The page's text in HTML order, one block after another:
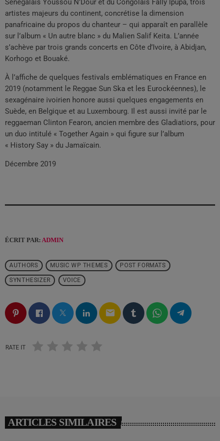
Sénégalais Youssou N’Dour et du Congolais Fally Ipupa, trois
artistes majeurs du continent, concrétise la dimension
panafricaine du propos du chanteur – qui apparaît en parallèle
sur l’album « Un autre blanc » du Malien Salif Keita. L’année
s’achève par trois grands concerts en Côte d’Ivoire, à Abidjan,
Korhogo et Bouaké.
À l’affiche de quelques festivals emblématiques en France en
2019 (notamment le Reggae Sun Ska et les Eurockéennes), le
sexagénaire ivoirien honore aussi quelques engagements en
Suède, en Belgique et au Luxembourg. Il est aussi invité par le
reggaeman Clinton Fearon, ancien membre des Gladiatiors, pour
un duo intitulé « Together Again » qui figure sur l’album
« History Say » du Jamaïcain.
Décembre 2019
ÉCRIT PAR: ADMIN
AUTHORS MUSIC WP THEMES POST FORMATS
SYNTHESIZER VOICE
email
RATE IT
ARTICLES SIMILAIRES